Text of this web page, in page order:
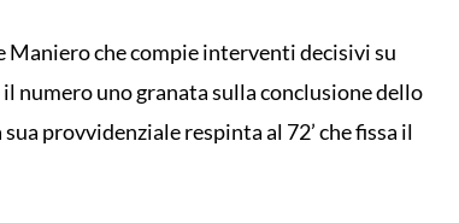
che compie interventi decisivi su
numero uno granata sulla conclusione dello
provvidenziale respinta al 72’ che fissa il